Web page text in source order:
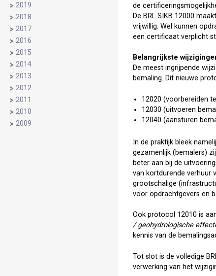
2019
2018
2017
2016
2015
2014
2013
2012
2011
2010
2009
de
De BRL SIKB 12000
vrijwillig. Wel kunnen
een certificaat verplicht
Belangrijkste
De meest ingrijpende
bemaling. Dit nieuwe
12020 (voorbereiden
12030 (uitvoeren
12040 (aansturen
In de praktijk bleek
gezamenlijk (bemalers)
beter aan bij de
van kortdurende verhuur
grootschalige
voor opdrachtgevers en
Ook protocol 12010 is
/ geohydrologische
kennis van de
Tot slot is de volledige
verwerking van het